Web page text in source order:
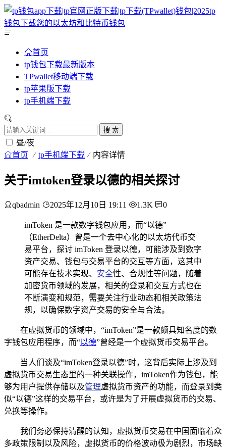
首页
tp钱包下载最新版本
TPwallet移动端下载
tp苹果版下载
tp手机端下载
搜 索
昼/夜
首页 tp手机端下载 内容详情
关于imtoken登录以德的相关探讨
qbadmin 2025年12月10日 19:11 1.3K 0
imToken 是一款数字钱包应用，而“以德”
（EtherDelta）曾是一个去中心化的以太坊代币交
易平台，探讨 imToken 登录以德，可能涉及到数字
资产交易、钱包与交易平台的交互等方面，这其中
可能存在技术实现、 安全性、合规性等问题，随着
加密货币领域的发展，相关的登录和交互方式也在
不断演变和规范，需要关注行业动态和相关政策法
规，以确保数字资产交易的安全与合法。
在虚拟货币的领域中，“imToken”是一款颇具知名度的数
字钱包应用程序，而“以德”曾经是一个虚拟货币交易平台。
当人们谈及“imToken登录以德”时，这背后实际上涉及到
虚拟货币交易生态里的一种关联操作，imToken作为钱包，能
够为用户提供存储以及管理虚拟货币资产的功能，而登录到类
似“以德”这样的交易平台，或许是为了开展虚拟货币的交易、
兑换等操作。
我们务必保持清醒的认知，虚拟货币交易在中国面临着众
多政策限制以及风险，虚拟货币的价格波动极为剧烈，市场缺